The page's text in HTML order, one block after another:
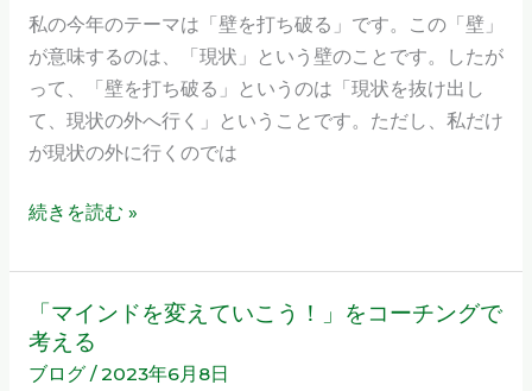
知
ら
せ
2023
年
月
私の今年のテーマは「壁を打ち破る」です。この「壁」
が意味するのは、「現状」という壁のことです。したが
って、「壁を打ち破る」というのは「現状を抜け出し
て、現状の外へ行く」ということです。ただし、私だけ
が現状の外に行くのでは
持？
現
打
破？
れ
あ
な
た
が
続きを読む »
「マインドを変えていこう！」をコーチングで
考える
ブログ/2023年6月8日
「マ
イ
ン